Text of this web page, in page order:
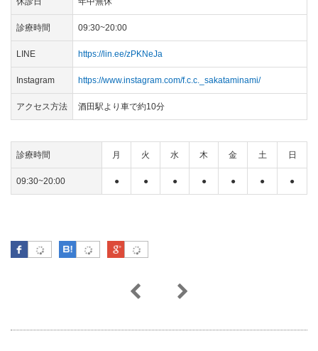
診療時間 09:30~20:00
LINE https://lin.ee/zPKNeJa
Instagram https://www.instagram.com/f.c.c._sakataminami/
アクセス方法 酒田駅より車で約10分
診療時間 月 火 水 木 金 土 日
09:30~20:00 ● ● ● ● ● ● ●
Facebook はてなブックマーク
Google Plus